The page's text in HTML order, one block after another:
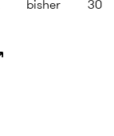
bisher 30